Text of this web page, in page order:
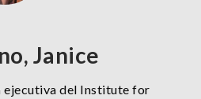
Janice
ejecutiva del Institute for